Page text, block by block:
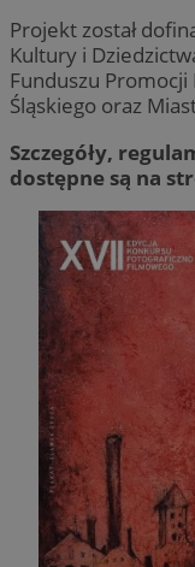
Projekt został
Kultury i
Funduszu
Śląskiego oraz
Szczegóły,
dostępne są na